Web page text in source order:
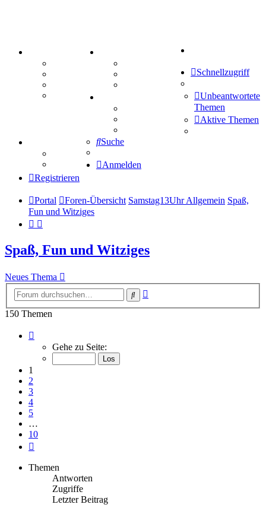
Mastodon
Treffenübersicht
Zitatesammlung
Schiffe versenken
Tipprunde
Comunio
Schnellzugriff
Unbeantwortete
Themen
Aktive Themen
Suche
Anmelden
Registrieren
Portal Foren-Übersicht Samstag13Uhr Allgemein Spaß,
Fun und Witziges
Spaß, Fun und Witziges
Neues Thema
Suche
150 Themen
von
Gehe zu Seite:
1
2
3
4
5
…
10
Themen
Antworten
Zugriffe
Letzter Beitrag